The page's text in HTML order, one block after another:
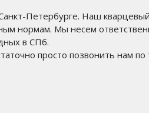
Петербурге. Наш
нормам. Мы несем
в СПб.
просто позвонить нам по